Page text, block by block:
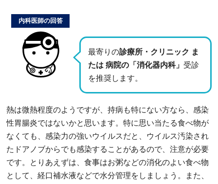
最寄りの診療所・クリニック ま
たは 病院の「消化器内科」 受診
を推奨します。
内科医師の回答
熱は微熱程度のようですが、持病も特にない方なら、感染
性胃腸炎ではないかと思います。特に思い当たる食べ物が
なくても、感染力の強いウイルスだと、ウイルス汚染され
たドアノブからでも感染することがあるので、注意が必要
です。とりあえずは、食事はお粥などの消化のよい食べ物
として、経口補水液などで水分管理をしましょう。また、